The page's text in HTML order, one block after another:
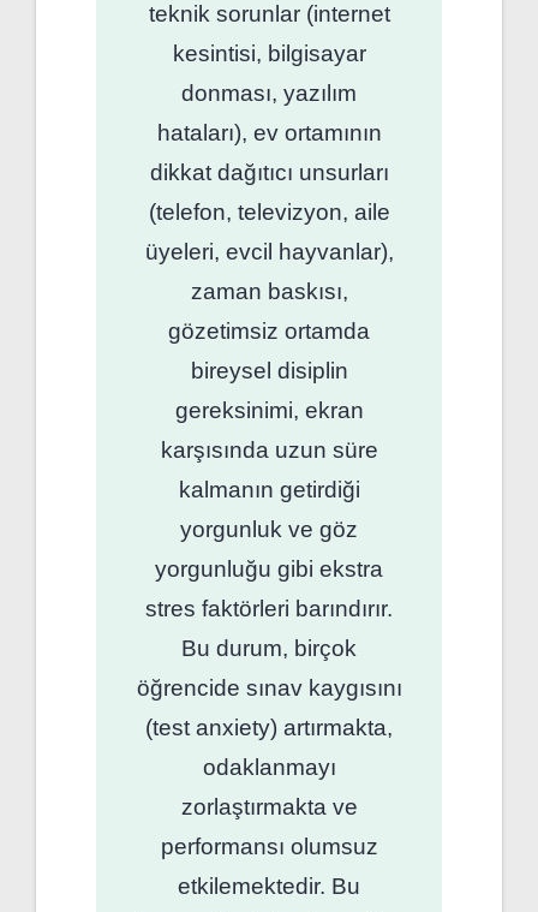
teknik sorunlar (internet
kesintisi, bilgisayar
donması, yazılım
hataları), ev ortamının
dikkat dağıtıcı unsurları
(telefon, televizyon, aile
üyeleri, evcil hayvanlar),
zaman baskısı,
gözetimsiz ortamda
bireysel disiplin
gereksinimi, ekran
karşısında uzun süre
kalmanın getirdiği
yorgunluk ve göz
yorgunluğu gibi ekstra
stres faktörleri barındırır.
Bu durum, birçok
öğrencide sınav kaygısını
(test anxiety) artırmakta,
odaklanmayı
zorlaştırmakta ve
performansı olumsuz
etkilemektedir. Bu